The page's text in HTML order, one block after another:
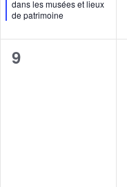
dans les musées et lieux
de patrimoine
0
9